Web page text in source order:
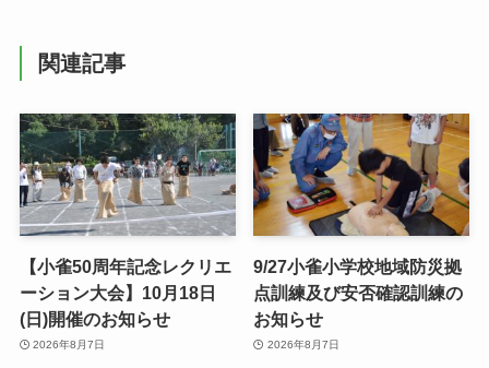
関連記事
【小雀50周年記念レクリエ
ーション大会】10月18日
(日)開催のお知らせ
2026年8月7日
9/27小雀小学校地域防災拠
点訓練及び安否確認訓練の
お知らせ
2026年8月7日